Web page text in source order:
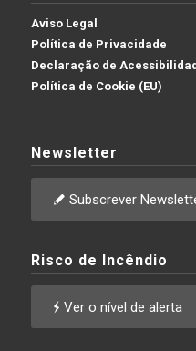
Aviso Legal
Política de Privacidade
Declaração de
Política de Cookie (EU)
Newsletter
Subscrever
Risco de Incêndio
Ver o nível de alerta